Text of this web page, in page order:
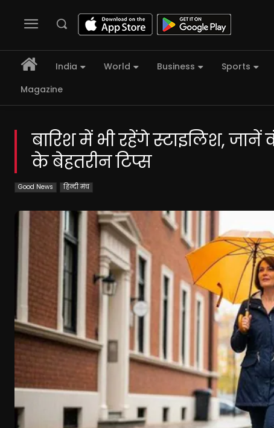
India World Business Sports
Magazine
बारिश में भी रहेंगे स्टाइलिश,
के बेहतरीन टिप्स
Good News हिन्दी मंच